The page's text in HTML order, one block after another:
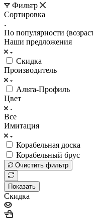
Фильтр
Сортировка
По популярности
Наши предложения
Скидка
Производитель
Альта-Профиль
Цвет
Все
Имитация
Корабельная доска
Корабельный брус
Очистить фильтр
Показать
Скидка